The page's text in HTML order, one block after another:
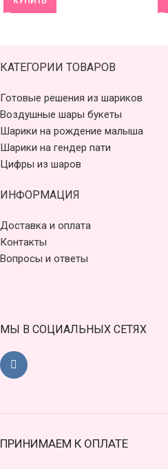
КАТЕГОРИИ ТОВАРОВ
Готовые решения из шариков
Воздушные шары букеты
Шарики на рождение малыша
Шарики на гендер пати
Цифры из шаров
ИНФОРМАЦИЯ
Доставка и оплата
Контакты
Вопросы и ответы
МЫ В СОЦИАЛЬНЫХ СЕТЯХ
ПРИНИМАЕМ К ОПЛАТЕ